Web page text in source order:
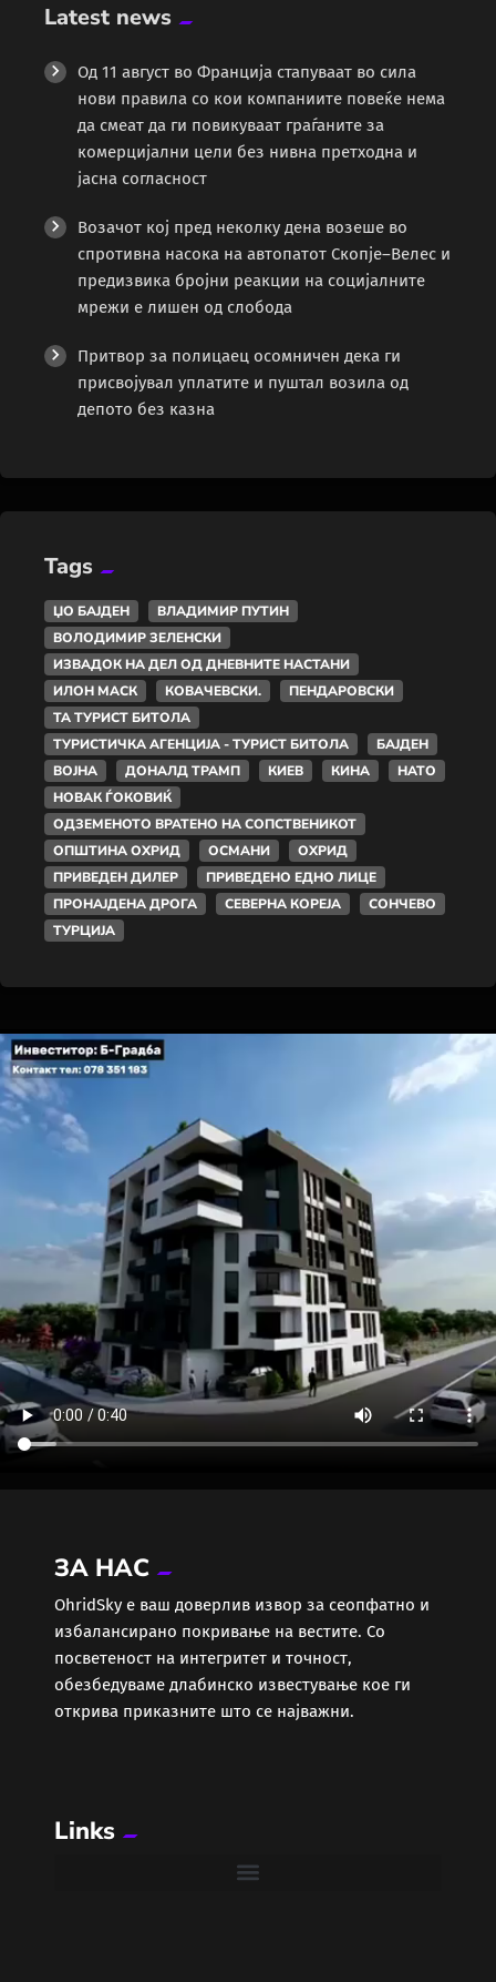
Latest news
Од 11 август во Франција стапуваат во сила
нови правила со кои компаниите повеќе нема
да смеат да ги повикуваат граѓаните за
комерцијални цели без нивна претходна и
јасна согласност
Возачот кој пред неколку дена возеше во
спротивна насока на автопатот Скопје–Велес и
предизвика бројни реакции на социјалните
мрежи е лишен од слобода
Притвор за полицаец осомничен дека ги
присвојувал уплатите и пуштал возила од
депото без казна
Tags
ЏО БАЈДЕН
ВЛАДИМИР ПУТИН
ВОЛОДИМИР ЗЕЛЕНСКИ
ИЗВАДОК НА ДЕЛ ОД ДНЕВНИТЕ НАСТАНИ
ИЛОН МАСК
КОВАЧЕВСКИ.
ПЕНДАРОВСКИ
ТА ТУРИСТ БИТОЛА
ТУРИСТИЧКА АГЕНЦИЈА - ТУРИСТ БИТОЛА
БАЈДЕН
ВОЈНА
ДОНАЛД ТРАМП КИЕВ КИНА
НАТО
НОВАК ЃОКОВИЌ
ОДЗЕМЕНОТО ВРАТЕНО НА СОПСТВЕНИКОТ
ОПШТИНА ОХРИД
ОСМАНИ
ОХРИД
ПРИВЕДЕН ДИЛЕР
ПРИВЕДЕНО ЕДНО ЛИЦЕ
ПРОНАЈДЕНА ДРОГА
СЕВЕРНА КОРЕЈА
СОНЧЕВО
ТУРЦИЈА
ЗА НАС
ОhridSky е ваш доверлив извор за сеопфатно и
избалансирано покривање на вестите. Со
посветеност на интегритет и точност,
обезбедуваме длабинско известување кое ги
открива приказните што се најважни.
Links